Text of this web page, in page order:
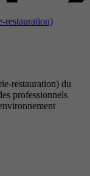
restauration)
restauration) du
professionnels